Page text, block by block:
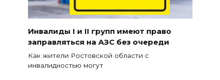
Инвалиды I и II групп имеют право
заправляться на АЗС без очереди
Как жители Ростовской области с
инвалидностью могут